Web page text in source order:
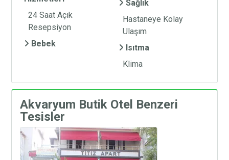
24 Saat Açık
Resepsiyon
Bebek
Sağlık
Hastaneye Kolay
Ulaşım
Isıtma
Klima
Akvaryum Butik Otel Benzeri
Tesisler